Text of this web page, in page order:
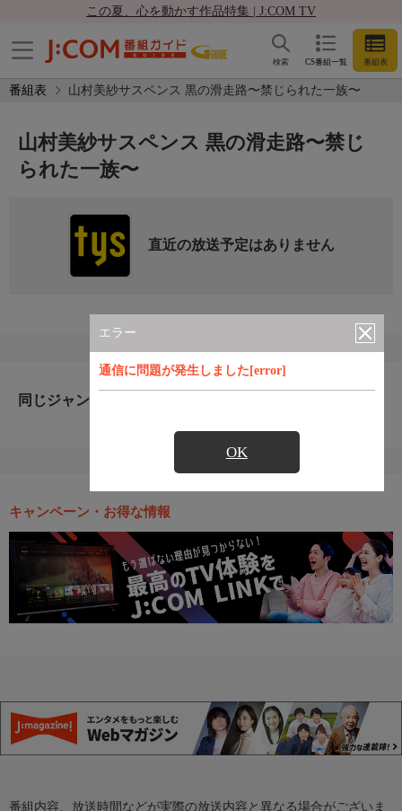
この夏、心を動かす作品特集 | J:COM TV
CS番組一覧 番組表
検索
番組表 山村美紗サスペンス 黒の滑走路〜禁じられた一族〜
エラー
通信に問題が発生しました[error]
OK
山村美紗サスペンス 黒の滑走路〜禁じ
られた一族〜
直近の放送予定はありません
同じジャンルのおすすめ番組
キャンペーン・お得な情報
番組内容、放送時間などが実際の放送内容と異なる場合がございま